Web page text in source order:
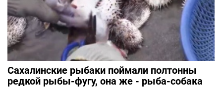
Сахалинские рыбаки поймали полтонны
редкой рыбы-фугу, она же - рыба-собака